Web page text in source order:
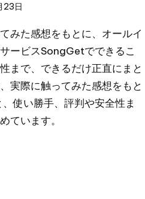
23日
みた感想をもとに、オールイ
ービスSongGetでできるこ
まで、できるだけ正直にまと
実際に触ってみた感想をもと
使い勝手、評判や安全性ま
ています。